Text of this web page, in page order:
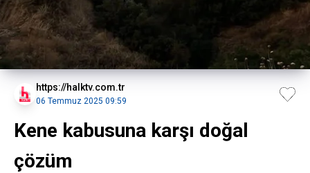
https://halktv.com.tr
06 Temmuz 2025 09:59
Kene kabusuna karşı doğal
çözüm